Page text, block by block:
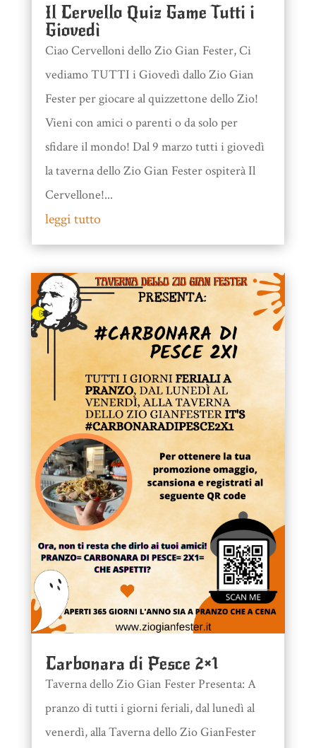
Il Cervello Quiz Game Tutti i
Giovedì
Ciao Cervelloni dello Zio Gian Fester, Ci
vediamo TUTTI i Giovedì dallo Zio Gian
Fester per giocare al quizzettone dello Zio!
Vieni con amici o parenti o da solo per
sfidare il mondo! Dal 9 marzo tutti i giovedì
la taverna dello Zio Gian Fester ospiterà Il
Cervellone!...
leggi tutto
Carbonara di Pesce 2×1
Taverna dello Zio Gian Fester Presenta: A
pranzo di tutti i giorni feriali, dal lunedì al
venerdì, alla Taverna dello Zio GianFester